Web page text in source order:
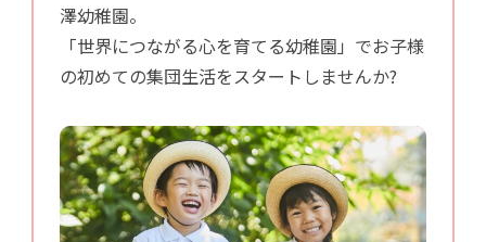
澤幼稚園。
「世界につながる心を育てる幼稚園」でお子様
の初めての集団生活をスタートしませんか?